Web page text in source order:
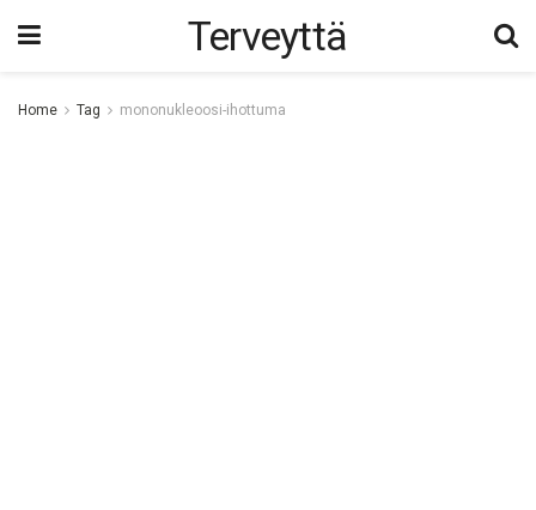
Terveyttä
Home Tag mononukleoosi-ihottuma